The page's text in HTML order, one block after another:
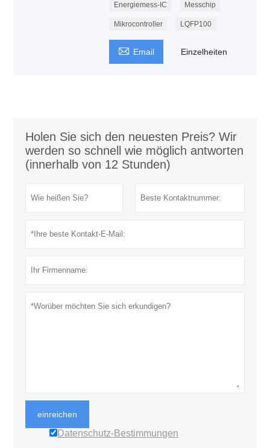
Energiemess-IC Messchip
Mikrocontroller LQFP100
 Email Einzelheiten
Holen Sie sich den neuesten Preis? Wir
werden so schnell wie möglich antworten
(innerhalb von 12 Stunden)
einreichen
Datenschutz-Bestimmungen